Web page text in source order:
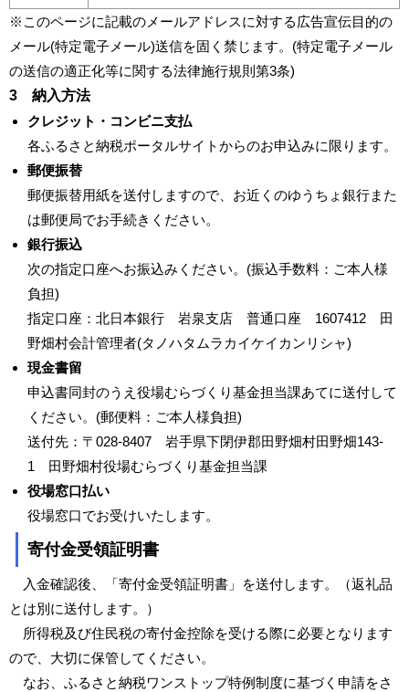
※このページに記載のメールアドレスに対する広告宣伝目的の
メール(特定電子メール)送信を固く禁じます。(特定電子メール
の送信の適正化等に関する法律施行規則第3条)
3 納入方法
クレジット・コンビニ支払
各ふるさと納税ポータルサイトからのお申込みに限ります。
郵便振替
郵便振替用紙を送付しますので、お近くのゆうちょ銀行また
は郵便局でお手続きください。
銀行振込
次の指定口座へお振込みください。(振込手数料：ご本人様
負担)
指定口座：北日本銀行 岩泉支店 普通口座 1607412 田
野畑村会計管理者(タノハタムラカイケイカンリシャ)
現金書留
申込書同封のうえ役場むらづくり基金担当課あてに送付して
ください。(郵便料：ご本人様負担)
送付先：〒028-8407 岩手県下閉伊郡田野畑村田野畑143-
1 田野畑村役場むらづくり基金担当課
役場窓口払い
役場窓口でお受けいたします。
寄付金受領証明書
入金確認後、「寄付金受領証明書」を送付します。（返礼品
とは別に送付します。）
所得税及び住民税の寄付金控除を受ける際に必要となります
ので、大切に保管してください。
なお、ふるさと納税ワンストップ特例制度に基づく申請をさ